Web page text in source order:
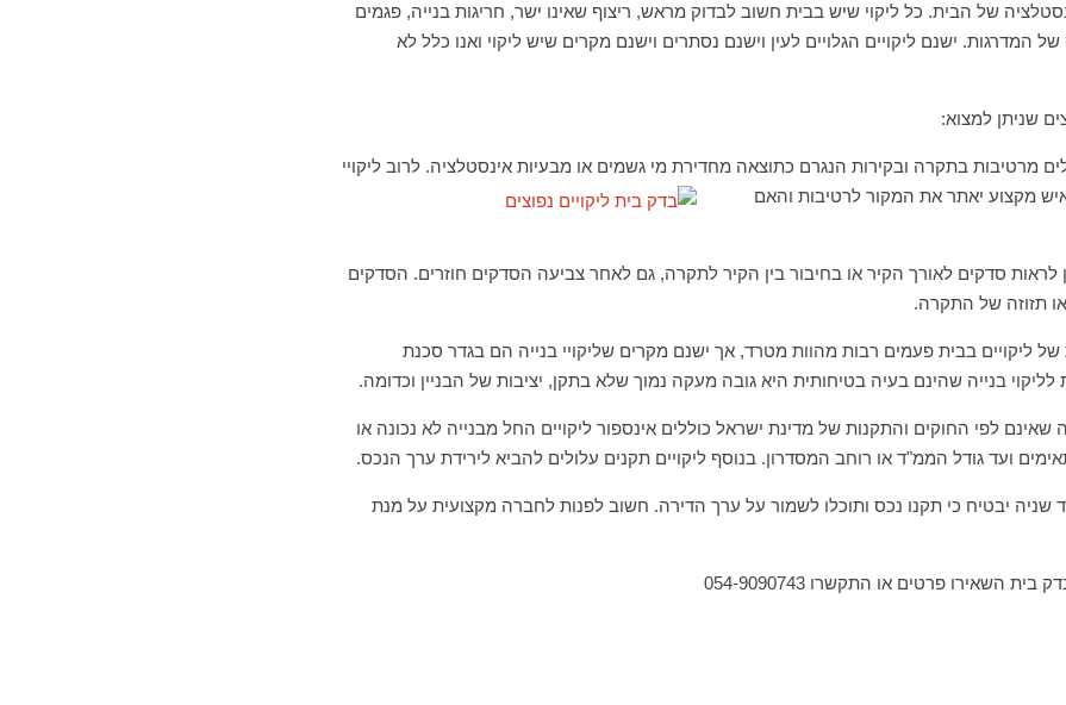
של הבית. כל ליקוי שיש בבית חשוב לבדוק מראש, ריצוף שאינו ישר, חריגות בנייה, פגמים
המדרגות. ישנם ליקויים הגלויים לעין וישנם נסתרים וישנם מקרים שיש ליקוי ואנו כלל לא
שניתן למצוא:
מרטיבות בתקרה ובקירות הנגרם כתוצאה מחדירת מי גשמים או מבעיות אינסטלציה. לרוב ליקויי
מקצוע יאתר את המקור לרטיבות והאם
לראות סדקים לאורך הקיר או בחיבור בין הקיר לתקרה, גם לאחר צביעה הסדקים חוזרים. הסדקים
או תזוזה של התקרה.
ליקויים בבית פעמים רבות מהוות מטרד, אך ישנם מקרים שליקויי בנייה הם בגדר סכנת
בנייה שהינם בעיה בטיחותית היא גובה מעקה נמוך שלא בתקן, יציבות של הבניין וכדומה.
שאינם לפי החוקים והתקנות של מדינת ישראל כוללים אינספור ליקויים החל מבנייה לא נכונה או
ועד גודל הממ"ד או רוחב המסדרון. בנוסף ליקויים תקנים עלולים להביא לירידת ערך הנכס.
שניה יבטיח כי תקנו נכס ותוכלו לשמור על ערך הדירה. חשוב לפנות לחברה מקצועית על מנת
פרטים או התקשרו 054-9090743